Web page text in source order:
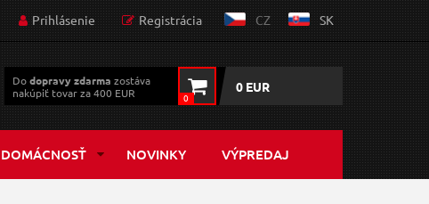
Prihlásenie Registrácia CZ SK
Dodopravy zdarma zostáva
nakúpiť tovar za 400 EUR
0
0 EUR
NOVINKY VÝPREDAJ